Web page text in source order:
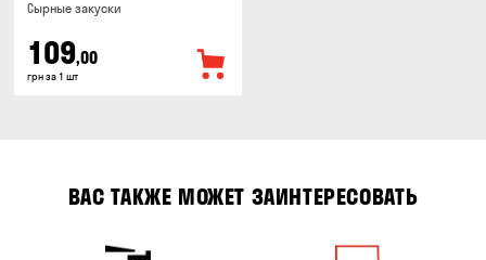
Cырные закуски
109,00
грн за 1 шт
ВАС ТАКЖЕ МОЖЕТ ЗАИНТЕРЕСОВАТЬ